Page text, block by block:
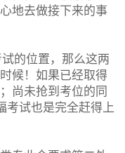
地去做接下来的事
的位置，那么这两
候！如果已经取得
尚未抢到考位的同
考试也是完全赶得上